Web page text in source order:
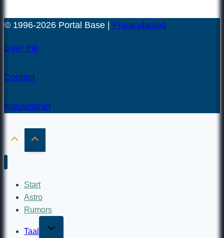
© 1996-2026 Portal Base | Privacybeleid
Over mij
Contact
Nieuwsbrief
Start
Astro
Rumors
Taal
Toggle